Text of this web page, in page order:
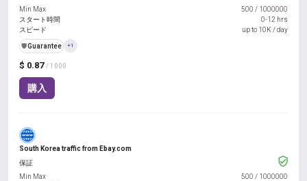
$ 0.87 / 1000
購入
Min Max
500 / 1000000
スタート時間
0-12 hrs
スピード
up to 10K / day
️🛡️Guarantee +1
South Korea traffic from Ebay.com
保証
Min Max
500 / 1000000